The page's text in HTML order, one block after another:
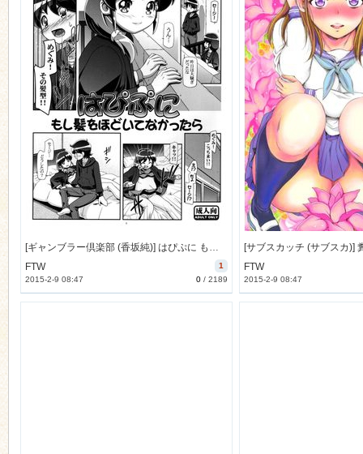
[ギャンブラー倶楽部 (香坂純)] はぴぷに もし髮をほどいてなかったら (プリキュア) [35M]
1
FTW
0/ 2189
2015-2-9 08:47
FTW
2015-2-9 08:47